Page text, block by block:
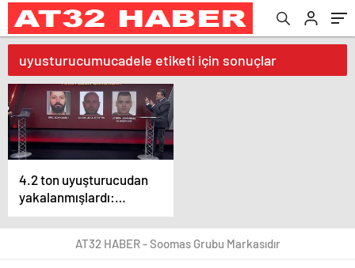
uyusturucumucadele etiketi için sonuçlar
4.2 ton uyuşturucudan
yakalanmışlardı:
Baronlar teker teker
soruşturmada
AT32 HABER - Soomas Grubu Markasıdır